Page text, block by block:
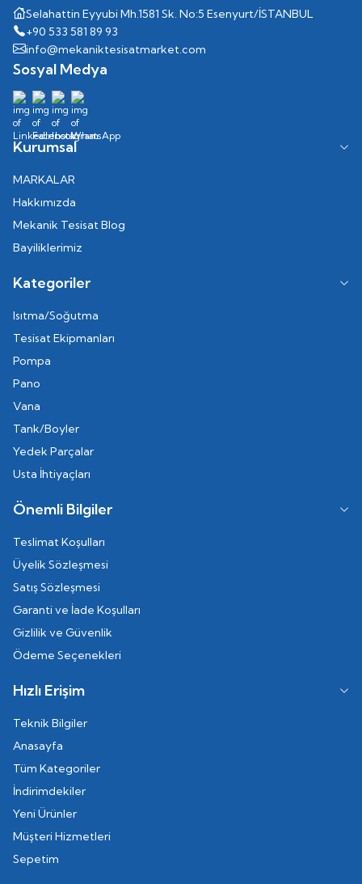
Selahattin Eyyubi Mh.1581 Sk. No:5 Esenyurt/İSTANBUL
+90 533 581 89 93
info@mekaniktesisatmarket.com
Sosyal Medya
Kurumsal
MARKALAR
Hakkımızda
Mekanik Tesisat Blog
Bayiliklerimiz
Kategoriler
Isıtma/Soğutma
Tesisat Ekipmanları
Pompa
Pano
Vana
Tank/Boyler
Yedek Parçalar
Usta İhtiyaçları
Önemli Bilgiler
Teslimat Koşulları
Üyelik Sözleşmesi
Satış Sözleşmesi
Garanti ve İade Koşulları
Gizlilik ve Güvenlik
Ödeme Seçenekleri
Hızlı Erişim
Teknik Bilgiler
Anasayfa
Tüm Kategoriler
İndirimdekiler
Yeni Ürünler
Müşteri Hizmetleri
Sepetim